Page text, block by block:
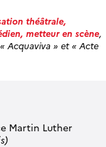
théâtrale,
metteur en scène,
Acquaviva » et « Acte
Martin Luther